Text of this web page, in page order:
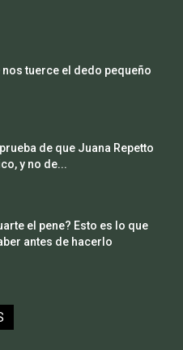
nos tuerce el dedo pequeño
de que Juana Repetto
y no de...
el pene? Esto es lo que
antes de hacerlo